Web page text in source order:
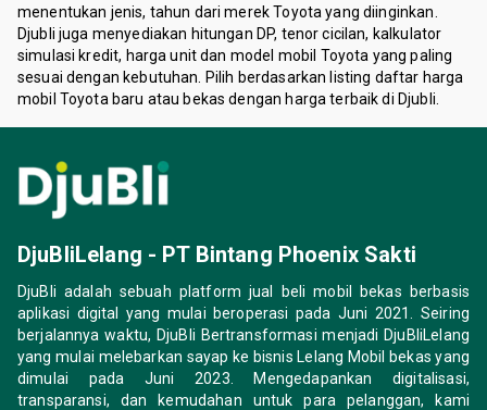
menentukan jenis, tahun dari merek Toyota yang diinginkan.
Djubli juga menyediakan hitungan DP, tenor cicilan, kalkulator
simulasi kredit, harga unit dan model mobil Toyota yang paling
sesuai dengan kebutuhan. Pilih berdasarkan listing daftar harga
mobil Toyota baru atau bekas dengan harga terbaik di Djubli.
DjuBliLelang - PT Bintang Phoenix Sakti
DjuBli adalah sebuah platform jual beli mobil bekas berbasis
aplikasi digital yang mulai beroperasi pada Juni 2021. Seiring
berjalannya waktu, DjuBli Bertransformasi menjadi DjuBliLelang
yang mulai melebarkan sayap ke bisnis Lelang Mobil bekas yang
dimulai pada Juni 2023. Mengedapankan digitalisasi,
transparansi, dan kemudahan untuk para pelanggan, kami